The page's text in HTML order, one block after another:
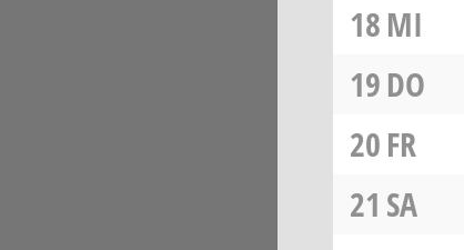
18MI
19DO
20FR
21 SA